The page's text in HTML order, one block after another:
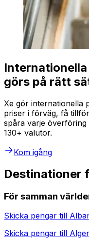
görs på rätt
Xe gör internationella
priser i förväg, få
spåra varje överföring
130+ valutor.
Kom igång
Destinationer
För samman
Skicka pengar till
Skicka pengar till